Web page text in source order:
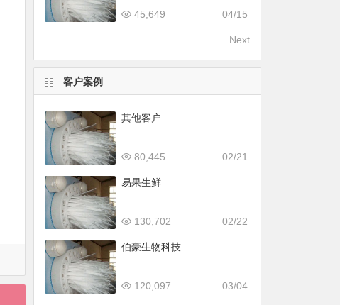
04/15
45,649
Next
客户案例
其他客户
02/21
80,445
易果生鲜
02/22
130,702
伯豪生物科技
03/04
120,097